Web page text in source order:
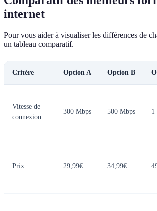
internet
Pour vous aider à visualiser les différences de
un tableau comparatif.
Critère Option A Option B
Vitesse de
connexion
300 Mbps 500 Mbps 1
Prix 29,99€ 34,99€